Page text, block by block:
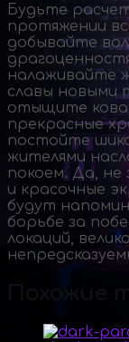
Будьте
протяжении
добывайте
налаживайте
славы новыми
отыщите
прекрасные
постойте
жителями
покоем. Да, не
и красочные
будут
борьбе за
локаций,